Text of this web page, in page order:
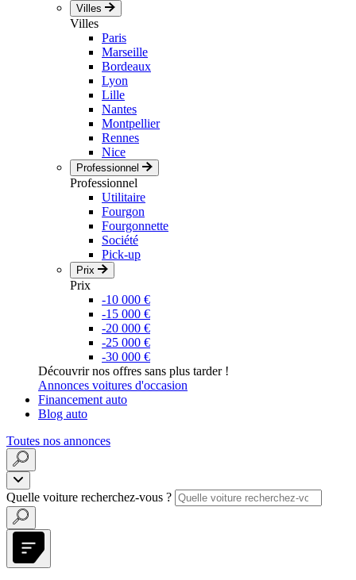
Villes
Villes
Paris
Marseille
Bordeaux
Lyon
Lille
Nantes
Montpellier
Rennes
Nice
Professionnel
Professionnel
Utilitaire
Fourgon
Fourgonnette
Société
Pick-up
Prix
Prix
-10 000 €
-15 000 €
-20 000 €
-25 000 €
-30 000 €
Découvrir nos offres sans plus tarder !
Annonces voitures d'occasion
Financement auto
Blog auto
Toutes nos annonces
Quelle voiture recherchez-vous ?